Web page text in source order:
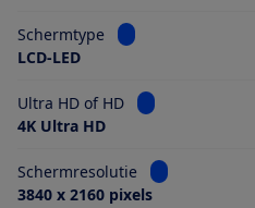
Schermtype
Bekijk informatie
LCD-LED
Ultra HD of HD
Bekijk
4K Ultra HD
Schermresolutie
Bekijk
3840 x 2160 pixels